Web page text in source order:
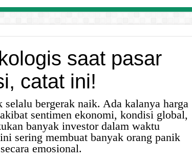
saat pasar
catat ini!
selalu bergerak naik. Ada kalanya harga
sentimen ekonomi, kondisi global,
banyak investor dalam waktu
sering membuat banyak orang panik
emosional.